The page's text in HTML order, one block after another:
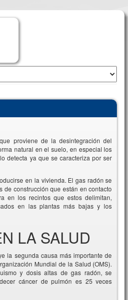
proviene de la desintegración del
natural en el suelo, en especial los
detecta ya que se caracteriza por ser
en la vivienda. El gas radón se
de construcción que están en contacto
en los recintos que estos delimitan,
en las plantas más bajas y los
LA SALUD
la segunda causa más importante de
Mundial de la Salud (OMS).
y dosis altas de gas radón, se
cáncer de pulmón es 25 veces